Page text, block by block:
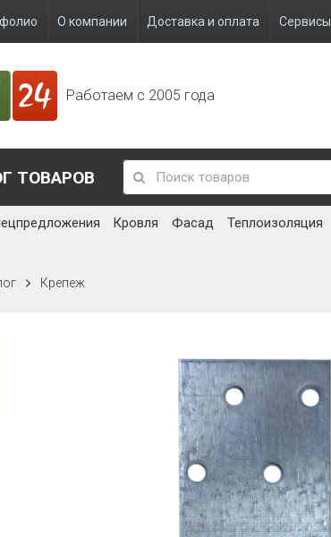
О компании Доставка и оплата Сервисы
Работаем с 2005 года
ТОВАРОВ
Кровля Фасад Теплоизоляция
Крепеж